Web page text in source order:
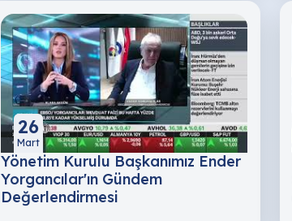
26
Mart
Yönetim Kurulu Başkanımız Ender
Yorgancılar'ın Gündem
Değerlendirmesi